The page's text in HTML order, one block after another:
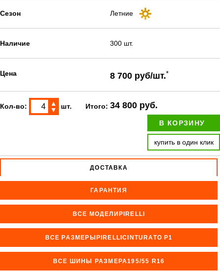
Сезон Летние
Наличие 300 шт.
Цена 8 700 руб/шт.*
Кол-во:
▲
▼
шт. Итого: 34 800 руб.
В КОРЗИНУ
купить в один клик
ДОСТАВКА
ГАРАНТИЯ
ВСЕ МОДЕЛИPIRELLI
ВСЕ РАЗМЕРЫPIRELLICINTURATO P1
ВСЕ ШИНЫ РАЗМЕРА195/55 R16